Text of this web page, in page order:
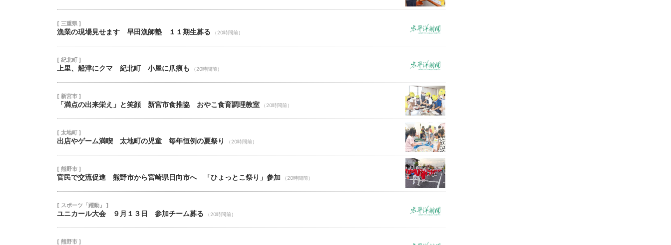
[ 三重県 ]
漁業の現場見せます 早田漁師塾 １１期生募る （20時間前）
[ 紀北町 ]
上里、船津にクマ 紀北町 小屋に爪痕も （20時間前）
[ 新宮市 ]
「満点の出来栄え」と笑顔 新宮市食推協 おやこ食育調理教室 （20時間前）
[ 太地町 ]
出店やゲーム満喫 太地町の児童 毎年恒例の夏祭り （20時間前）
[ 熊野市 ]
官民で交流促進 熊野市から宮崎県日向市へ 「ひょっとこ祭り」参加 （20時間前）
[ スポーツ「躍動」 ]
ユニカール大会 ９月１３日 参加チーム募る （20時間前）
[ 熊野市 ]